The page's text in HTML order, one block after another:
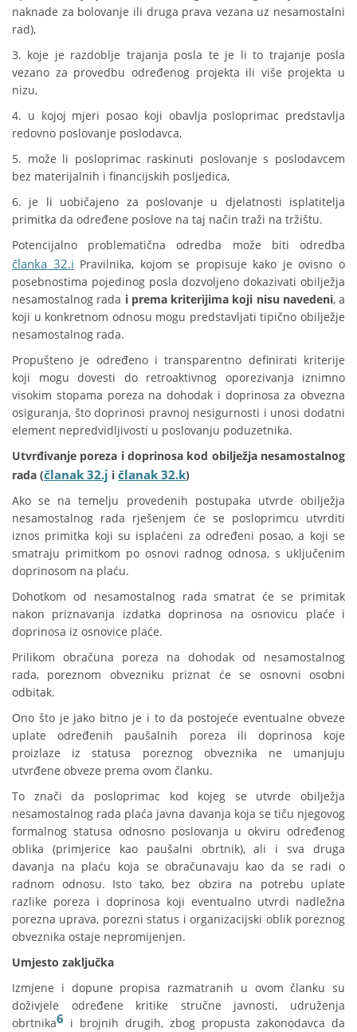
naknade za bolovanje ili druga prava vezana uz nesamostalni
rad),
3. koje je razdoblje trajanja posla te je li to trajanje posla
vezano za provedbu određenog projekta ili više projekta u
nizu,
4. u kojoj mjeri posao koji obavlja posloprimac predstavlja
redovno poslovanje poslodavca,
5. može li posloprimac raskinuti poslovanje s poslodavcem
bez materijalnih i financijskih posljedica,
6. je li uobičajeno za poslovanje u djelatnosti isplatitelja
primitka da određene poslove na taj način traži na tržištu.
Potencijalno problematična odredba može biti odredba
članka 32.i Pravilnika, kojom se propisuje kako je ovisno o
posebnostima pojedinog posla dozvoljeno dokazivati obilježja
nesamostalnog rada i prema kriterijima koji nisu navedeni, a
koji u konkretnom odnosu mogu predstavljati tipično obilježje
nesamostalnog rada.
Propušteno je određeno i transparentno definirati kriterije
koji mogu dovesti do retroaktivnog oporezivanja iznimno
visokim stopama poreza na dohodak i doprinosa za obvezna
osiguranja, što doprinosi pravnoj nesigurnosti i unosi dodatni
element nepredvidljivosti u poslovanju poduzetnika.
Utvrđivanje poreza i doprinosa kod obilježja nesamostalnog
rada (članak 32.j i članak 32.k)
Ako se na temelju provedenih postupaka utvrde obilježja
nesamostalnog rada rješenjem će se posloprimcu utvrditi
iznos primitka koji su isplaćeni za određeni posao, a koji se
smatraju primitkom po osnovi radnog odnosa, s uključenim
doprinosom na plaću.
Dohotkom od nesamostalnog rada smatrat će se primitak
nakon priznavanja izdatka doprinosa na osnovicu plaće i
doprinosa iz osnovice plaće.
Prilikom obračuna poreza na dohodak od nesamostalnog
rada, poreznom obvezniku priznat će se osnovni osobni
odbitak.
Ono što je jako bitno je i to da postojeće eventualne obveze
uplate određenih paušalnih poreza ili doprinosa koje
proizlaze iz statusa poreznog obveznika ne umanjuju
utvrđene obveze prema ovom članku.
To znači da posloprimac kod kojeg se utvrde obilježja
nesamostalnog rada plaća javna davanja koja se tiču njegovog
formalnog statusa odnosno poslovanja u okviru određenog
oblika (primjerice kao paušalni obrtnik), ali i sva druga
davanja na plaću koja se obračunavaju kao da se radi o
radnom odnosu. Isto tako, bez obzira na potrebu uplate
razlike poreza i doprinosa koji eventualno utvrdi nadležna
porezna uprava, porezni status i organizacijski oblik poreznog
obveznika ostaje nepromijenjen.
Umjesto zaključka
Izmjene i dopune propisa razmatranih u ovom članku su
doživjele određene kritike stručne javnosti, udruženja
obrtnika6 i brojnih drugih, zbog propusta zakonodavca da